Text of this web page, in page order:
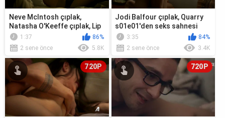
Neve McIntosh çıplak,
Natasha O'Keeffe çıplak, Lip
Service s02e04'ten seks...
1:37
86%
2 sene önce
5.8K
Jodi Balfour çıplak, Quarry
s01e01'den seks sahnesi
(2016)
3:35
84%
2 sene önce
3.4K
720P 720P